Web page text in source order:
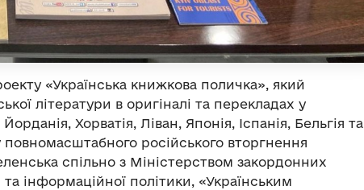
«Українська книжкова поличка», який
літератури в оригіналі та перекладах у
Хорватія, Ліван, Японія, Іспанія, Бельгія та
російського вторгнення
спільно з Міністерством закордонних
інформаційної політики, «Українським